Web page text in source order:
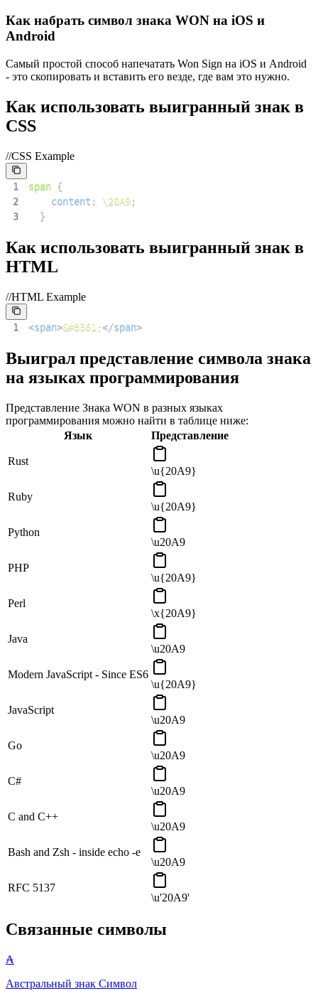
Как набрать символ знака WON на iOS и
Android
Самый простой способ напечатать Won Sign на iOS и Android
- это скопировать и вставить его везде, где вам это нужно.
Как использовать выигранный знак в
CSS
//CSS Example
1 span {
2
content : \20A9;
3
}
Как использовать выигранный знак в
HTML
//HTML Example
1 <span>&#8361;</span>
Выиграл представление символа знака
на языках программирования
Представление Знака WON в разных языках
программирования можно найти в таблице ниже:
Язык
Представление
Rust
\u{20A9}
Ruby
\u{20A9}
Python
\u20A9
PHP
\u{20A9}
Perl
\x{20A9}
Java
\u20A9
Modern JavaScript - Since ES6
\u{20A9}
JavaScript
\u20A9
Go
\u20A9
C#
\u20A9
C and C++
\u20A9
Bash and Zsh - inside echo -e
\u20A9
RFC 5137
\u'20A9'
Связанные символы
₳
Австральный знак Символ